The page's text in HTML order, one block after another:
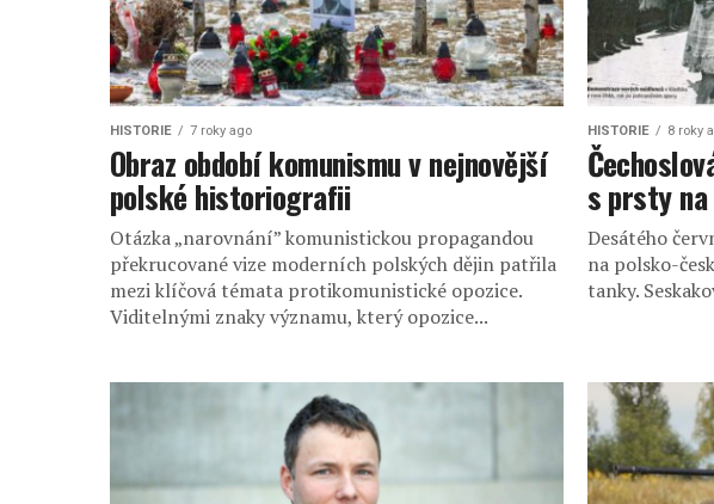
HISTORIE 7 roky ago
Obraz období komunismu v nejnovější
polské historiografii
Otázka „narovnání” komunistickou propagandou
překrucované vize moderních polských dějin patřila
mezi klíčová témata protikomunistické opozice.
Viditelnými znaky významu, který opozice...
HISTORIE 8 roky
s prsty
Desátého
na polsko-
tanky.